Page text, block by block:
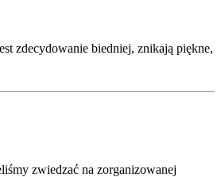
zdecydowanie biedniej, znikają piękne,
zwiedzać na zorganizowanej